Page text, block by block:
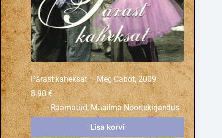
Pärast kaheksat – Meg Cabot, 2009
8.90€
Raamatud,Maailma Noortekirjandus
Lisa korvi